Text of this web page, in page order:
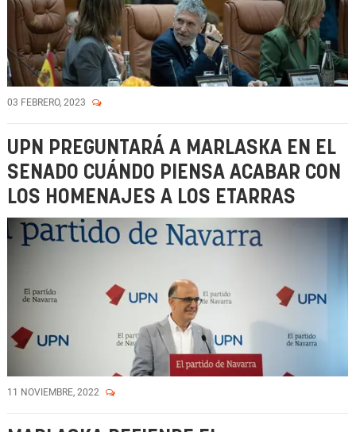
03 FEBRERO, 2023
UPN PREGUNTARÁ A MARLASKA EN EL
SENADO CUÁNDO PIENSA ACABAR CON
LOS HOMENAJES A LOS ETARRAS
11 NOVIEMBRE, 2022